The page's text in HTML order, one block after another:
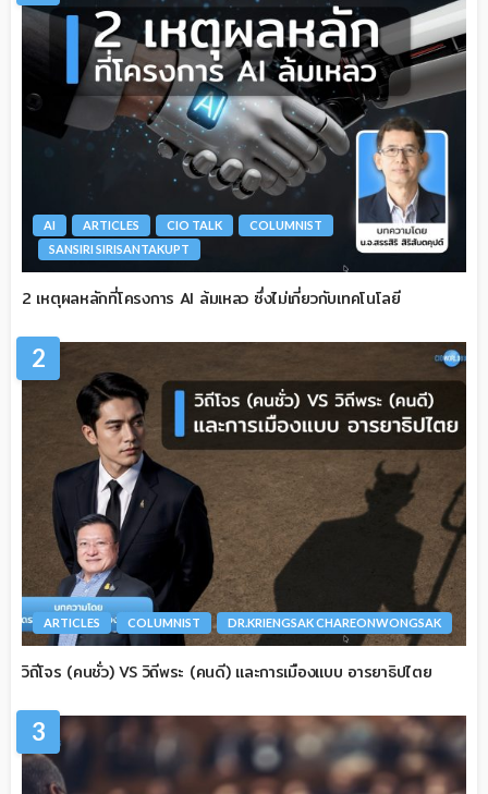
AI ARTICLES CIO TALK
COLUMNIST
SANSIRI SIRISANTAKUPT
2 เหตุผลหลักที่โครงการ AI ล้มเหลว ซึ่งไม่เกี่ยวกับเทคโนโลยี
2
ARTICLES COLUMNIST DR.KRIENGSAK CHAREONWONGSAK
วิถีโจร (คนชั่ว) VS วิถีพระ (คนดี) และการเมืองแบบ อารยาธิปไตย
3